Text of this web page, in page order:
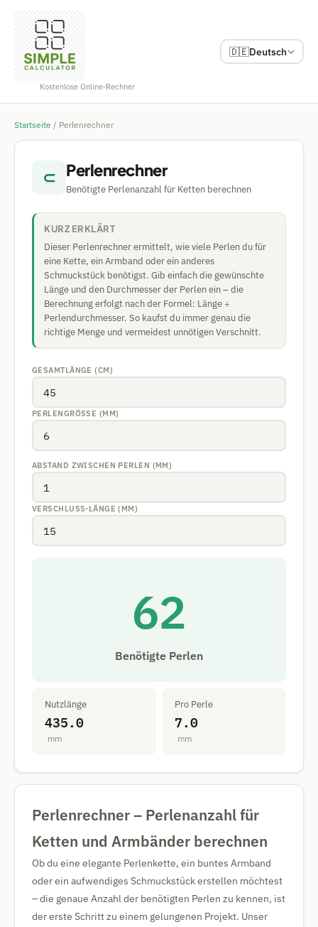
Kostenlose Online-Rechner
🇩🇪Deutsch
Startseite / Perlenrechner
⊂ Perlenrechner
Benötigte Perlenanzahl für Ketten berechnen
KURZ ERKLÄRT
Dieser Perlenrechner ermittelt, wie viele Perlen du für
eine Kette, ein Armband oder ein anderes
Schmuckstück benötigst. Gib einfach die gewünschte
Länge und den Durchmesser der Perlen ein – die
Berechnung erfolgt nach der Formel: Länge ÷
Perlendurchmesser. So kaufst du immer genau die
richtige Menge und vermeidest unnötigen Verschnitt.
GESAMTLÄNGE (CM)
PERLENGRÖSSE (MM)
ABSTAND ZWISCHEN PERLEN (MM)
VERSCHLUSS-LÄNGE (MM)
62
Benötigte Perlen
Nutzlänge
435.0
mm
Pro Perle
7.0
mm
Perlenrechner – Perlenanzahl für
Ketten und Armbänder berechnen
Ob du eine elegante Perlenkette, ein buntes Armband
oder ein aufwendiges Schmuckstück erstellen möchtest
– die genaue Anzahl der benötigten Perlen zu kennen, ist
der erste Schritt zu einem gelungenen Projekt. Unser